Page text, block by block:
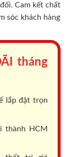
Cam kết chất
sóc khách hàng
tháng
lắp đặt trọn
thành HCM